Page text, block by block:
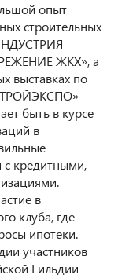
опыт
строительных
ЖКХ», а
выставках по
быть в курсе
в
с кредитными,
в
клуба, где
ипотеки.
участников
Гильдии